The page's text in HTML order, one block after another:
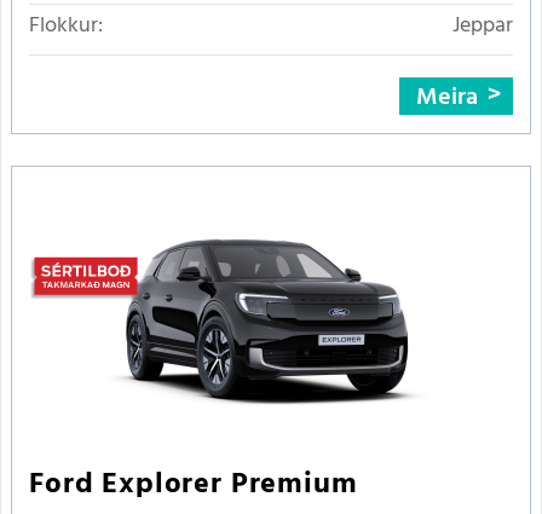
Flokkur:
Jeppar
Meira
Ford Explorer Premium